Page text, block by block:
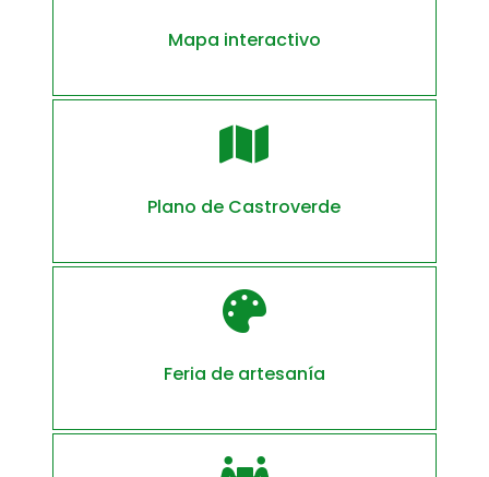
Mapa interactivo

Plano de Castroverde

Feria de artesanía